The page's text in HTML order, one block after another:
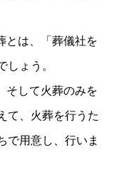
とは、「葬儀社を
ょう。
そして火葬のみを
て、火葬を行うた
で用意し、行いま